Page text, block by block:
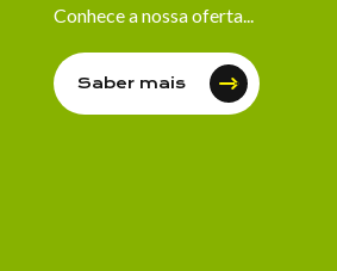
Conhece a nossa oferta...
Saber mais